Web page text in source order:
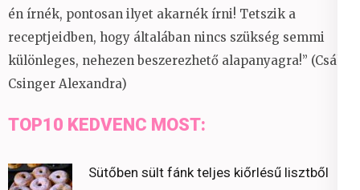
én írnék, pontosan ilyet akarnék írni! Tetszik a
receptjeidben, hogy általában nincs szükség semmi
különleges, nehezen beszerezhető alapanyagra!” (Csáky
Csinger Alexandra)
TOP10 KEDVENC MOST:
Sütőben sült fánk teljes kiőrlésű lisztből